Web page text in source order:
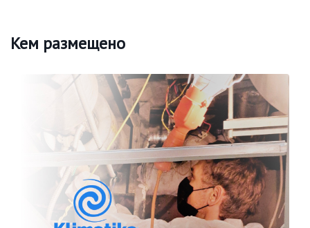
Кем размещено